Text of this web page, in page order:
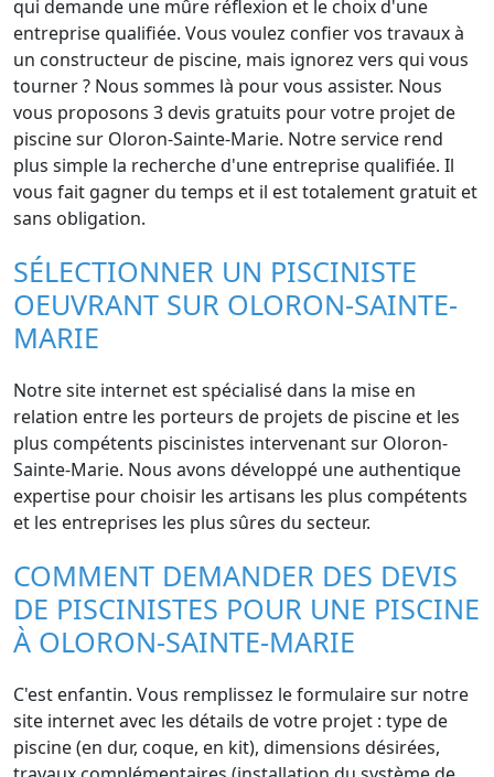
qui demande une mûre réflexion et le choix d'une
entreprise qualifiée. Vous voulez confier vos travaux à
un constructeur de piscine, mais ignorez vers qui vous
tourner ? Nous sommes là pour vous assister. Nous
vous proposons 3 devis gratuits pour votre projet de
piscine sur Oloron-Sainte-Marie. Notre service rend
plus simple la recherche d'une entreprise qualifiée. Il
vous fait gagner du temps et il est totalement gratuit et
sans obligation.
SÉLECTIONNER UN PISCINISTE
OEUVRANT SUR OLORON-SAINTE-
MARIE
Notre site internet est spécialisé dans la mise en
relation entre les porteurs de projets de piscine et les
plus compétents piscinistes intervenant sur Oloron-
Sainte-Marie. Nous avons développé une authentique
expertise pour choisir les artisans les plus compétents
et les entreprises les plus sûres du secteur.
COMMENT DEMANDER DES DEVIS
DE PISCINISTES POUR UNE PISCINE
À OLORON-SAINTE-MARIE
C'est enfantin. Vous remplissez le formulaire sur notre
site internet avec les détails de votre projet : type de
piscine (en dur, coque, en kit), dimensions désirées,